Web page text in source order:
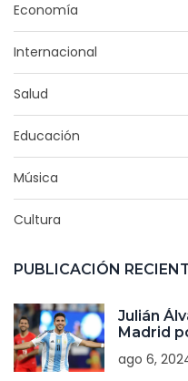
Economía
Internacional
Salud
Educación
Música
Cultura
PUBLICACIÓN
Julián
Madrid
ago 6,